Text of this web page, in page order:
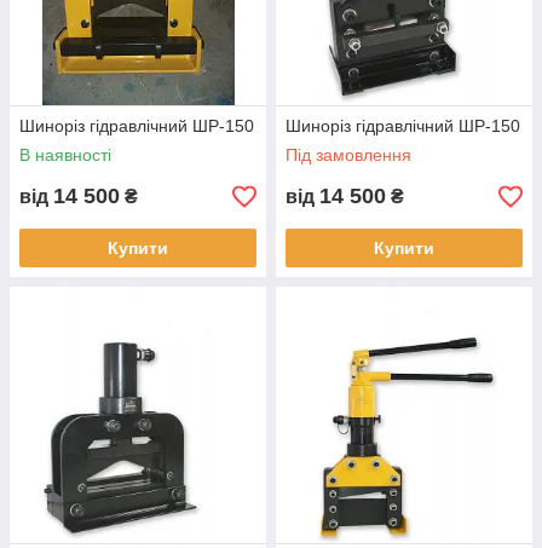
Шиноріз гідравлічний ШР-150
В наявності
від 14 500 ₴
Купити
Шиноріз гідравлічний ШР-150
Під замовлення
від 14 500 ₴
Купити